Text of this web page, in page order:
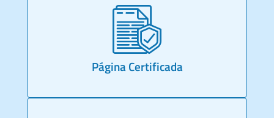
Página Certificada